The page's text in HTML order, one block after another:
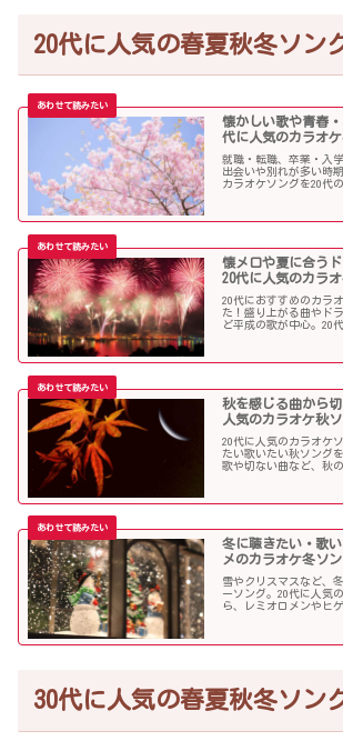
20代に人気の春夏秋冬ソン
懐かしい歌や青春
代に人気のカラオ
就職・転職、卒業・入
出会いや別れが多い時
カラオケソングを20代
懐メロや夏に合う
20代に人気のカラ
20代におすすめのカラ
た！盛り上がる曲やド
ど平成の歌が中心。20
秋を感じる曲から
人気のカラオケ秋
20代に人気のカラオケ
たい歌いたい秋ソング
歌や切ない曲など、秋
冬に聴きたい・歌
メのカラオケ冬ソ
雪やクリスマスなど、
ーソング。20代に人気
ら、レミオロメンやヒ
30代に人気の春夏秋冬ソン